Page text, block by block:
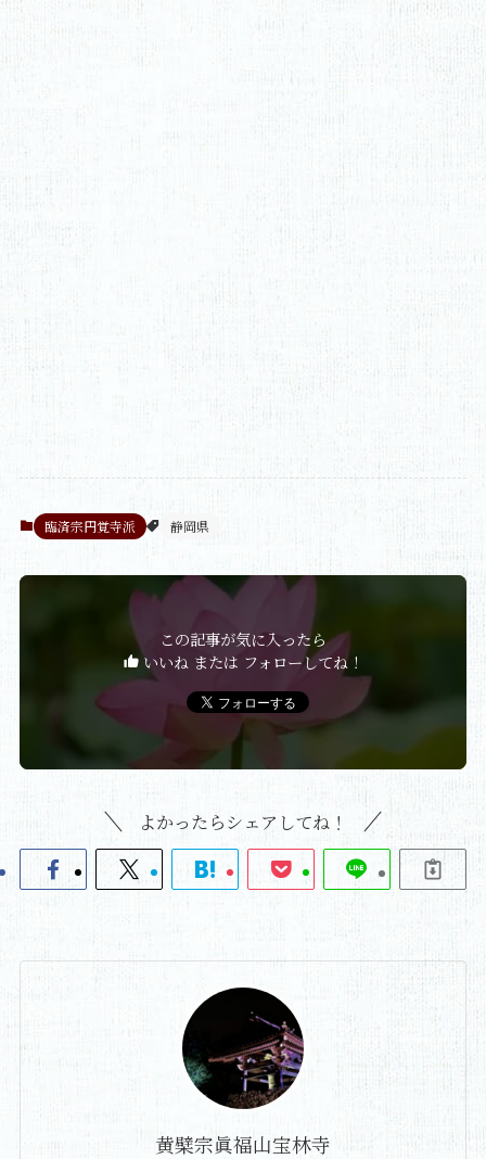
臨済宗円覚寺派 静岡県
この記事が気に入ったら
いいね または フォローしてね！
よかったらシェアしてね！
黄檗宗眞福山宝林寺